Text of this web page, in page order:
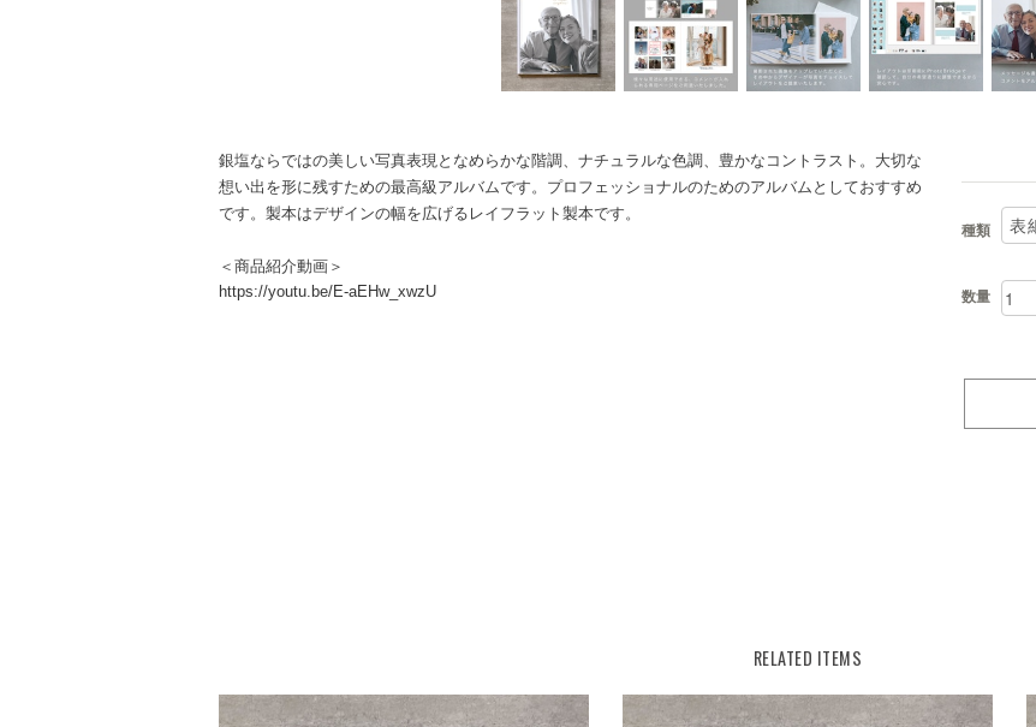
銀塩ならではの美しい写真表現となめらかな階調、ナチュラルな色調、豊かなコントラスト。大切な
想い出を形に残すための最高級アルバムです。プロフェッショナルのためのアルバムとしておすすめ
です。製本はデザインの幅を広げるレイフラット製本です。
＜商品紹介動画＞
https://youtu.be/E-aEHw_xwzU
種類
数量
RELATED ITEMS